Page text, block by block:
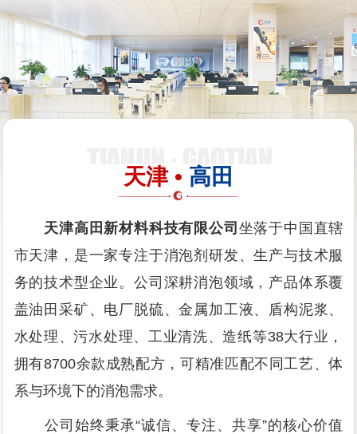
天津 • 高田
天津高田新材料科技有限公司 坐落于中国直辖
市天津，是一家专注于消泡剂研发、生产与技术服
务的技术型企业。公司深耕消泡领域，产品体系覆
盖油田采矿、电厂脱硫、金属加工液、盾构泥浆、
水处理、污水处理、工业清洗、造纸等38大行业，
拥有8700余款成熟配方，可精准匹配不同工艺、体
系与环境下的消泡需求。
公司始终秉承“诚信、专注、共享”的核心价值